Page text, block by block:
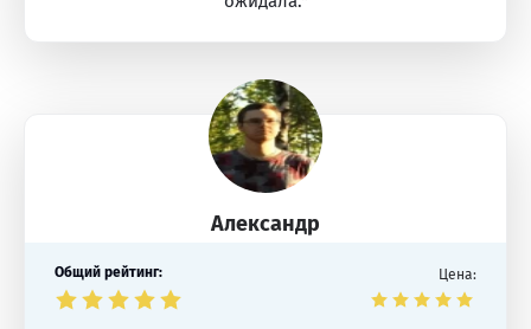
Александр
Общий рейтинг: Цена: